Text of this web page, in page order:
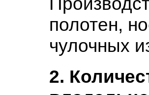
полотен,
чулочных